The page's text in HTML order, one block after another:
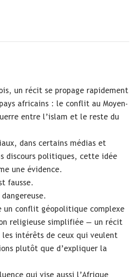
un récit se propage rapidement
africains : le conflit au Moyen-
entre l’islam et le reste du
dans certains médias et
discours politiques, cette idée
une évidence.
fausse.
un conflit géopolitique complexe
religieuse simplifiée — un récit
intérêts de ceux qui veulent
plutôt que d’expliquer la
qui vise aussi l’Afrique